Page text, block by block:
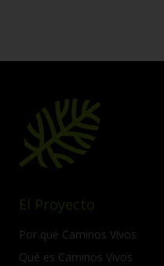
El Proyecto
Por qué Caminos Vivos
Qué es Caminos Vivos